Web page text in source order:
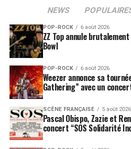
NEWS
POP-ROCK 6 août 2026
ZZ Top annule
Bowl
POP-ROCK 6 août 2026
Weezer annonce sa
Gathering” avec un
SCÈNE FRANÇAISE 5 août 2026
Pascal Obispo, Zazie et
concert “SOS Solidarité